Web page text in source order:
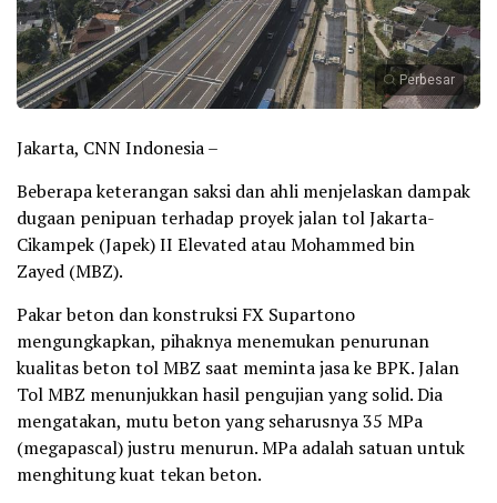
Perbesar
Jakarta, CNN Indonesia –
Beberapa keterangan saksi dan ahli menjelaskan dampak
dugaan penipuan terhadap proyek jalan tol Jakarta-
Cikampek (Japek) II Elevated atau Mohammed bin
Zayed (MBZ).
Pakar beton dan konstruksi FX Supartono
mengungkapkan, pihaknya menemukan penurunan
kualitas beton tol MBZ saat meminta jasa ke BPK. Jalan
Tol MBZ menunjukkan hasil pengujian yang solid. Dia
mengatakan, mutu beton yang seharusnya 35 MPa
(megapascal) justru menurun. MPa adalah satuan untuk
menghitung kuat tekan beton.